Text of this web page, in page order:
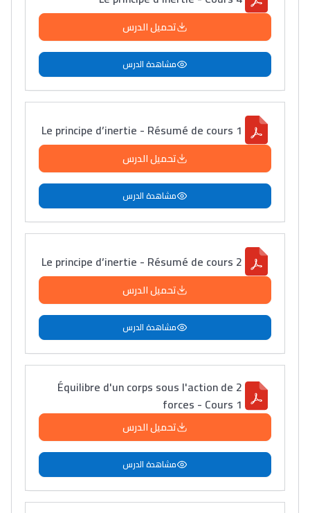
تحميل الدرس
مشاهدة الدرس
Le principe d’inertie - Résumé de cours 1
تحميل الدرس
مشاهدة الدرس
Le principe d’inertie - Résumé de cours 2
تحميل الدرس
مشاهدة الدرس
Équilibre d'un corps sous l'action de 2
forces - Cours 1
تحميل الدرس
مشاهدة الدرس